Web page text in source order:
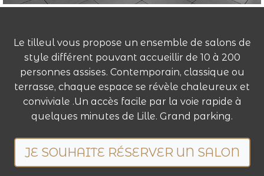
Le tilleul vous propose un ensemble de salons de
style différent pouvant accueillir de 10 à 200
personnes assises. Contemporain, classique ou
terrasse, chaque espace se révèle chaleureux et
conviviale .Un accès facile par la voie rapide à
JE SOUHAITE RÉSERVER UN SALON